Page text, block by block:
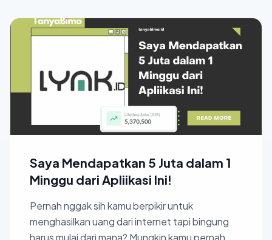
Saya Mendapatkan 5 Juta dalam 1
Minggu dari Apliikasi Ini!
Pernah nggak sih kamu berpikir untuk
menghasilkan uang dari internet tapi bingung
harus mulai dari mana? Mungkin kamu pernah